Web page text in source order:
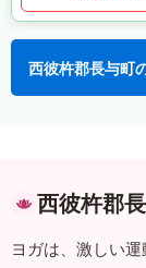
西彼杵郡長与町
西彼杵郡
ヨガは、激しい運